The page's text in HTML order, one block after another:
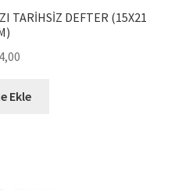
TARİHSİZ DEFTER (15X21
Ekle